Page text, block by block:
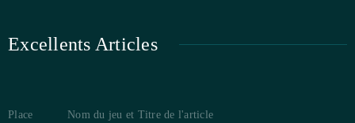
Excellents Articles
Place Nom du jeu et Titre de l'article